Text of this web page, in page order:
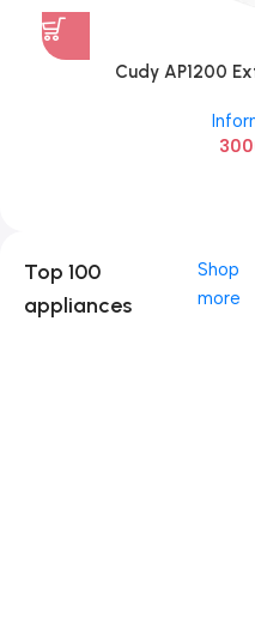
Cudy AP1200
Top 100
appliances
Shop
more